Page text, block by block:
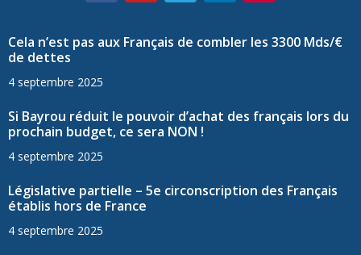
Cela n’est pas aux Français de combler les 3300 Mds/€
de dettes
4 septembre 2025
Si Bayrou réduit le pouvoir d’achat des français lors du
prochain budget, ce sera NON !
4 septembre 2025
Législative partielle – 5e circonscription des Français
établis hors de France
4 septembre 2025